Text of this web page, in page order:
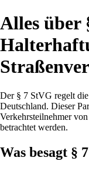
Alles über
Der § 7 StVG regelt
Deutschland. Dieser
Verkehrsteilnehmer
betrachtet werden.
Was besagt §